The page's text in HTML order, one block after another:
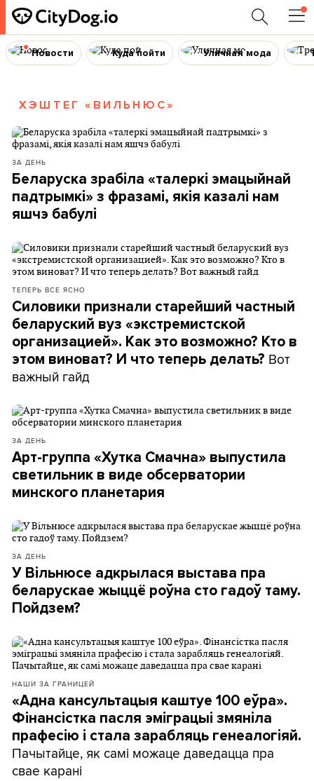
Новости Куда пойти Уличная мода
ХЭШТЕГ «ВИЛЬНЮС»
ЗА ДЕНЬ
Беларуска зрабіла «талеркі эмацыйнай
падтрымкі» з фразамі, якія казалі нам
яшчэ бабулі
ТЕПЕРЬ ВСЕ ЯСНО
Силовики признали старейший частный
беларуский вуз «экстремистской
организацией». Как это возможно? Кто в
этом виноват? И что теперь делать? Вот
важный гайд
ЗА ДЕНЬ
Арт-группа «Хутка Смачна» выпустила
светильник в виде обсерватории
минского планетария
ЗА ДЕНЬ
У Вільнюсе адкрылася выстава пра
беларускае жыццё роўна сто гадоў таму.
Пойдзем?
НАШИ ЗА ГРАНИЦЕЙ
«Адна кансультацыя каштуе 100 еўра».
Фінансістка пасля эміграцыі змяніла
прафесію і стала зарабляць генеалогіяй.
Пачытайце, як самі можаце даведацца пра
свае карані